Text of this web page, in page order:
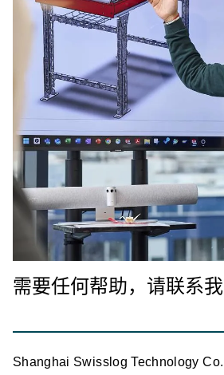
需要任何帮助，请联系我
Shanghai Swisslog Technology